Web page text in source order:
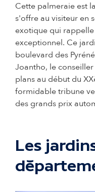
Cette palmeraie est
s'offre au visiteur en
exotique qui
exceptionnel. Ce
boulevard des
Joantho, le
plans au début du
formidable tribune
des grands prix
Les